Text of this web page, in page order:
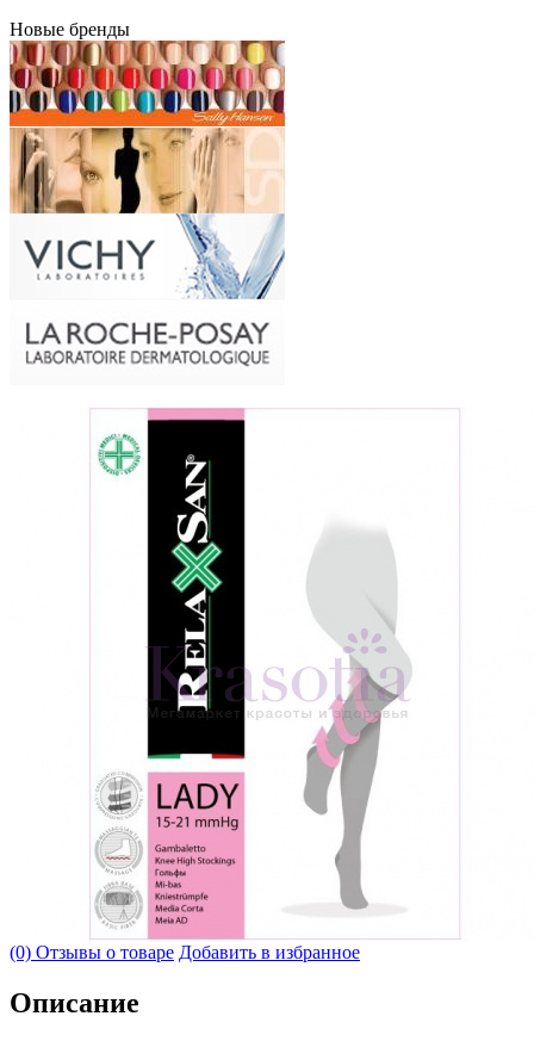
Новые бренды
(0) Отзывы о товаре Добавить в избранное
Описание